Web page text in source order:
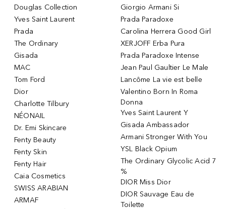
Douglas Collection
Yves Saint Laurent
Prada
The Ordinary
Gisada
MAC
Tom Ford
Dior
Charlotte Tilbury
NÉONAIL
Dr. Emi Skincare
Fenty Beauty
Fenty Skin
Fenty Hair
Caia Cosmetics
SWISS ARABIAN
ARMAF
Giorgio Armani Si
Prada Paradoxe
Carolina Herrera Good Girl
XERJOFF Erba Pura
Prada Paradoxe Intense
Jean Paul Gaultier Le Male
Lancôme La vie est belle
Valentino Born In Roma
Donna
Yves Saint Laurent Y
Gisada Ambassador
Armani Stronger With You
YSL Black Opium
The Ordinary Glycolic Acid 7
%
DIOR Miss Dior
DIOR Sauvage Eau de
Toilette